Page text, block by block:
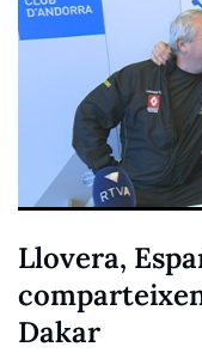
Llovera,
Dakar